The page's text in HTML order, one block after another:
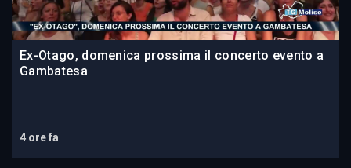
Ex-Otago, domenica prossima il concerto evento a
Gambatesa
4 ore fa